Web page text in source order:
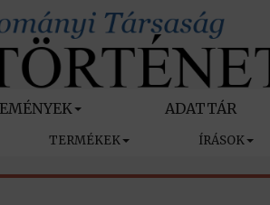
ADATTÁR
TERMÉKEK ÍRÁSOK